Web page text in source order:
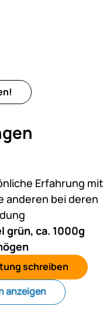
Erfahrung mit
anderen bei deren
ca. 1000g
schreiben
anzeigen